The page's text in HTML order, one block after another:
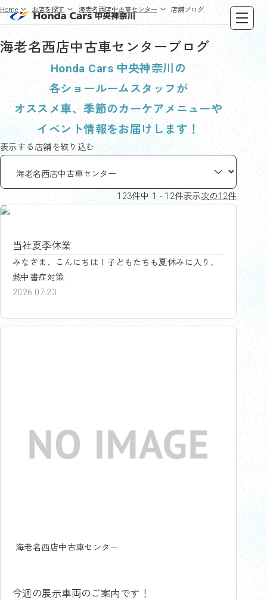
Home お店を探す 海老名西店中古車センター 店舗ブログ
海老名西店中古車センター ブログ
Honda Cars 中央神奈川の
各ショールームスタッフが
オススメ車、季節のカーケアメニューや
イベント情報をお届けします！
表示する店舗を絞り込む
123件中 1 - 12件表示次の12件
当社夏季休業
みなさま、こんにちは！子どもたちも夏休みに入り、
熱中書症対策...
2026.07.23
海老名西店中古車センター
今週の展示車両のご案内です！